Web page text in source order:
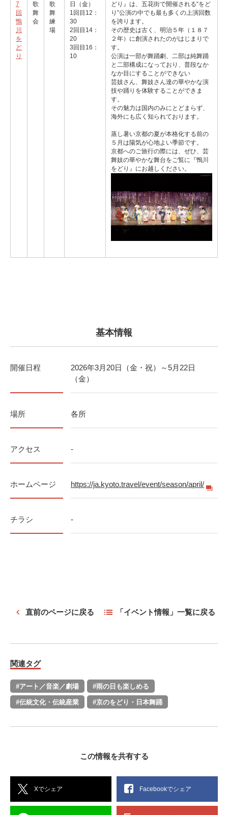
7
回
鴨
川
を
ど
り
歌
舞
会
歌
舞
練
場
日（金）
1回目12：
30
2回目14：
20
3回目16：
10
どり』は、五花街で開催される“をど
り”公演の中でも最も多くの上演回数
を誇ります。
その歴史は古く、明治５年（１８７
２年）に創演されたのがはじまりで
す。
公演は一部が舞踊劇、二部は純舞踊
と二部構成になっており、普段なか
なか目にすることができない
芸妓さん、舞妓さん達の華やかな演
技や踊りを体験することができま
す。
その魅力は国内のみにとどまらず、
海外にも広く知られております。
蒸し暑い京都の夏が本格化する前の
５月は陽気が心地よい季節です。
京都へのご旅行の際には、ぜひ、芸
舞妓の華やかな舞台をご覧に『鴨川
をどり』にお越しください。
基本情報
開催日程
2026年3月20日（金・祝）～5月22日
（金）
場所 各所
アクセス -
ホームページ https://ja.kyoto.travel/event/season/april/
チラシ -
直前のページに戻る 「イベント情報」一覧に戻る
関連タグ
#アート／音楽／劇場 #雨の日も楽しめる
#伝統文化・伝統産業 #京のをどり・日本舞踊
この情報を共有する
Xでシェア Facebookでシェア